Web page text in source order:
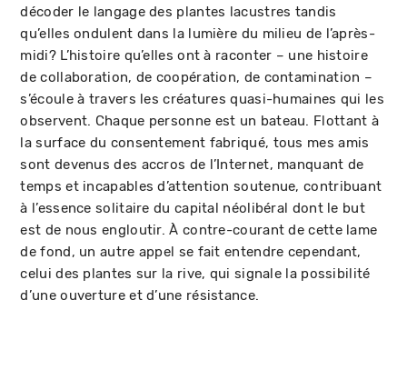
décoder le langage des plantes lacustres tandis
qu’elles ondulent dans la lumière du milieu de l’après-
midi? L’histoire qu’elles ont à raconter – une histoire
de collaboration, de coopération, de contamination –
s’écoule à travers les créatures quasi-humaines qui les
observent. Chaque personne est un bateau. Flottant à
la surface du consentement fabriqué, tous mes amis
sont devenus des accros de l’Internet, manquant de
temps et incapables d’attention soutenue, contribuant
à l’essence solitaire du capital néolibéral dont le but
est de nous engloutir. À contre-courant de cette lame
de fond, un autre appel se fait entendre cependant,
celui des plantes sur la rive, qui signale la possibilité
d’une ouverture et d’une résistance.